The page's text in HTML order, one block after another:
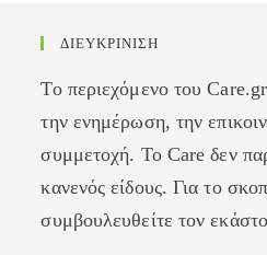
ΔΙΕΥΚΡΙΝΙΣΗ
Το περιεχόμενο του
την ενημέρωση, την
συμμετοχή. Το Care δεν
κανενός είδους. Για το
συμβουλευθείτε τον